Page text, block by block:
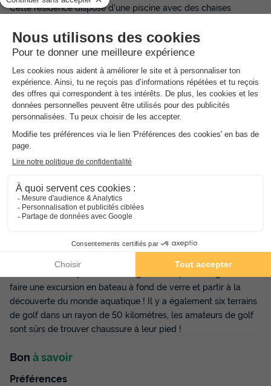
Cette résidence dispose d'une piscine avec des chaises
d'une vue incroyable sur la baie. Bien sûr, si vous préférez vous
détendre et bronzer sur la plage, celle-ci se trouve à
avec vue sur la mer est disponible moyennant un supplément
pour l'emplacement (sous réserve des disponibilités). De plus,
la plupart des appartements disposent d'un balcon.
Restaurants Pierre & Vacances Résidence Villa Romana
La résidence ne dispose pas de son propre restaurant.
Cependant, vous pouvez préparer de délicieux repas dans
l'un des nombreux restaurants situés à proximité.
Les environs du Pierre & Vacances Résidence Villa Romana
profiter de la nature environnante. Pour ceux qui recherchent
un peu plus d'adrénaline, il est également possible de louer
une moto ou un quad dans la région. Vous pouvez également
faire une excursion en bateau à fond de verre et partir à la
découverte du monde aquatique ! Il y a également six terrains
de golf dans un rayon de 50 kilomètres, les amateurs de golf
sont sûrs de trouver chaussure à leur pied !
Bon à savoir
Préférences